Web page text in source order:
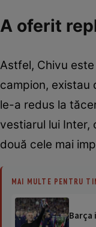
A oferit
Astfel, Chivu
campion, existau
le-a redus la
vestiarul lui Inter,
două cele mai
MAI MULTE PENTRU